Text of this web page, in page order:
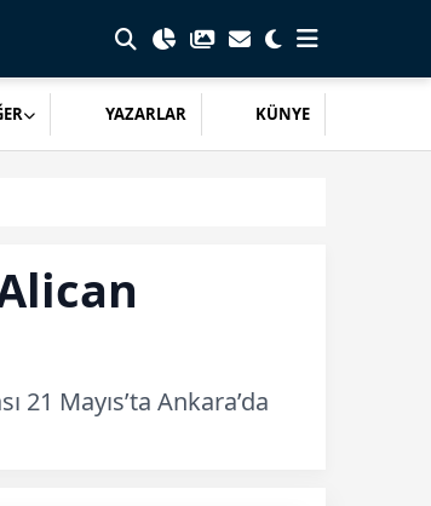
YAZARLAR KÜNYE
21 Mayıs’ta Ankara’da